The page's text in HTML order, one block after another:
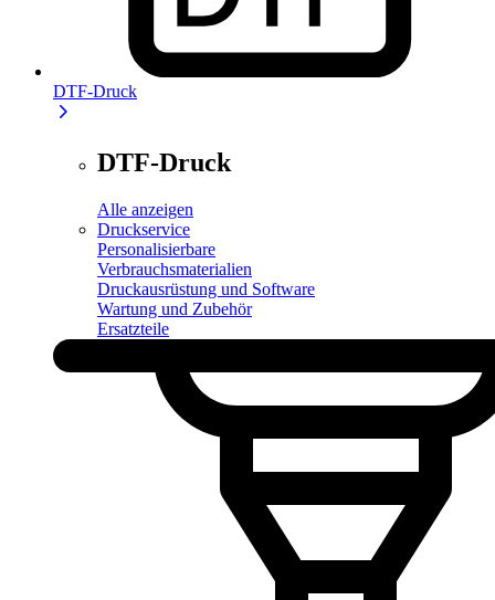
DTF-Druck
DTF-Druck
Alle anzeigen
Druckservice
Personalisierbare
Verbrauchsmaterialien
Druckausrüstung und Software
Wartung und Zubehör
Ersatzteile